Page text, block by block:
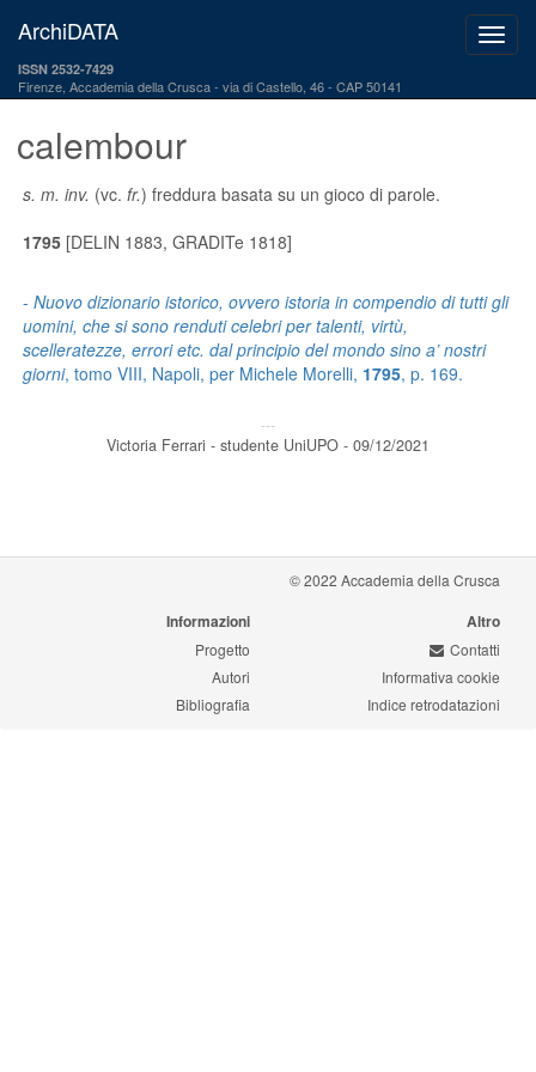
ArchiDATA
ISSN 2532-7429
Firenze, Accademia della Crusca via di Castello, 46 - CAP 50141
calembour
s. m. inv. (vc. fr.) freddura basata su un gioco di parole.
1795[DELIN 1883, GRADITe 1818]
- Nuovo dizionario istorico, ovvero istoria in compendio di tutti gli
uomini, che si sono renduti celebri per talenti, virtù,
scelleratezze, errori etc. dal principio del mondo sino a’ nostri
giorni, tomo VIII, Napoli, per Michele Morelli, 1795, p. 169.
---
Victoria Ferrari - studente UniUPO - 09/12/2021
© 2022 Accademia della Crusca
Informazioni
Progetto
Autori
Bibliografia
Altro
Contatti
Informativa cookie
Indice retrodatazioni